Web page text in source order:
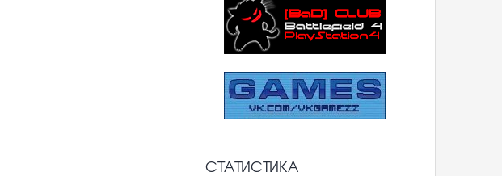
СТАТИСТИКА